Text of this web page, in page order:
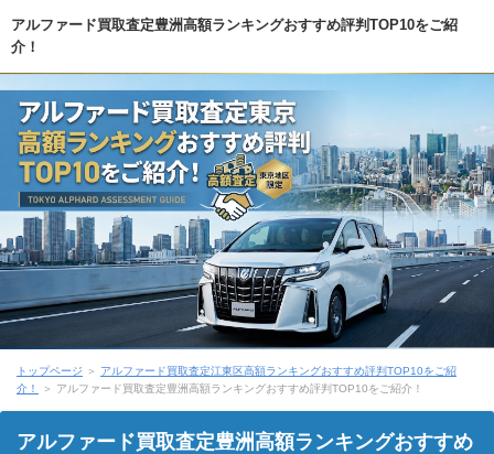
アルファード買取査定豊洲高額ランキングおすすめ評判TOP10をご紹
介！
トップページ ＞ アルファード買取査定江東区高額ランキングおすすめ評判TOP10をご紹
介！
＞ アルファード買取査定豊洲高額ランキングおすすめ評判TOP10をご紹介！
アルファード買取査定豊洲高額ランキングおすすめ